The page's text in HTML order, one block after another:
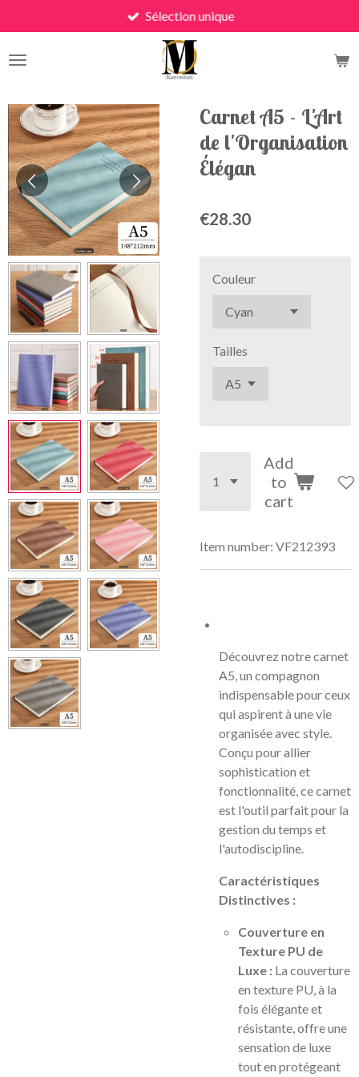
to
main
Sélection unique
Carnet A5 - L'Art
de l'Organisation
Élégan
€28.30
Couleur
Tailles
Add
to
cart
Item number: VF212393
Découvrez notre carnet
A5, un compagnon
indispensable pour ceux
qui aspirent à une vie
organisée avec style.
Conçu pour allier
sophistication et
fonctionnalité, ce carnet
est l'outil parfait pour la
gestion du temps et
l'autodiscipline.
Caractéristiques
Distinctives :
Couverture en
Texture PU de
Luxe : La couverture
en texture PU, à la
fois élégante et
résistante, offre une
sensation de luxe
tout en protégeant